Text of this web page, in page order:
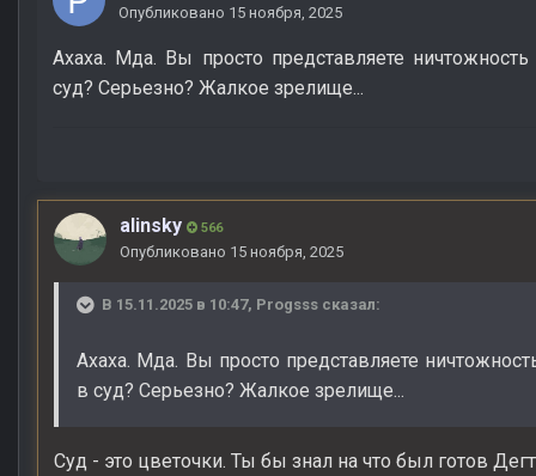
Опубликовано 15 ноября, 2025
Ахаха. Мда. Вы просто представляете
суд? Серьезно? Жалкое зрелище...
alinsky 566
Опубликовано 15 ноября, 2025
В 15.11.2025 в 10:47, Progsss сказал:
Ахаха. Мда. Вы просто представляете
в суд? Серьезно? Жалкое зрелище...
Суд - это цветочки. Ты бы знал на что был готов